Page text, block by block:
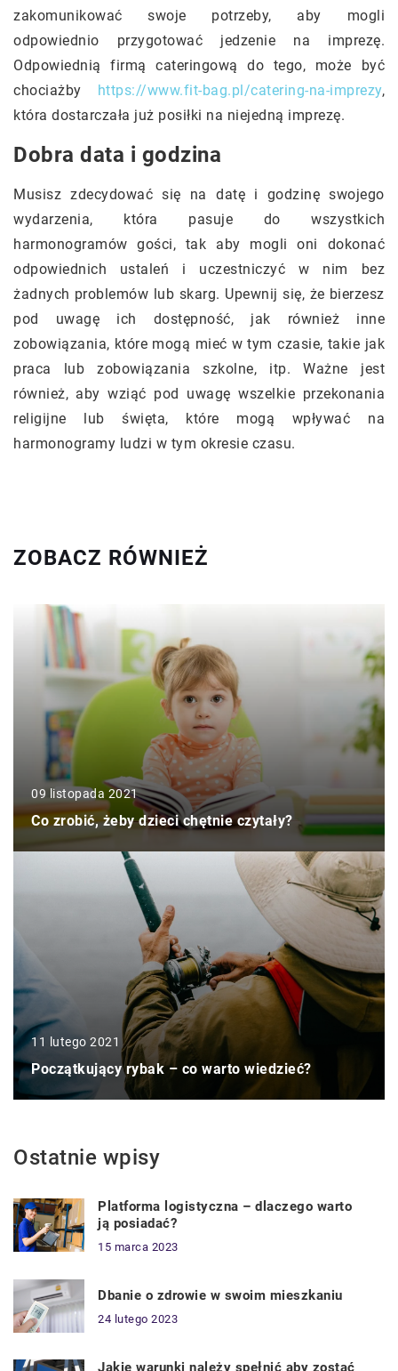
zakomunikować swoje potrzeby, aby mogli
odpowiednio przygotować jedzenie na imprezę.
Odpowiednią firmą cateringową do tego, może być
chociażby https://www.fit-bag.pl/catering-na-imprezy,
która dostarczała już posiłki na niejedną imprezę.
Dobra data i godzina
Musisz zdecydować się na datę i godzinę swojego
wydarzenia, która pasuje do wszystkich
harmonogramów gości, tak aby mogli oni dokonać
odpowiednich ustaleń i uczestniczyć w nim bez
żadnych problemów lub skarg. Upewnij się, że bierzesz
pod uwagę ich dostępność, jak również inne
zobowiązania, które mogą mieć w tym czasie, takie jak
praca lub zobowiązania szkolne, itp. Ważne jest
również, aby wziąć pod uwagę wszelkie przekonania
religijne lub święta, które mogą wpływać na
harmonogramy ludzi w tym okresie czasu.
ZOBACZ RÓWNIEŻ
09 listopada 2021
Co zrobić, żeby dzieci chętnie czytały?
11 lutego 2021
Początkujący rybak – co warto wiedzieć?
Ostatnie wpisy
Platforma logistyczna – dlaczego warto
ją posiadać?
15 marca 2023
Dbanie o zdrowie w swoim mieszkaniu
24 lutego 2023
Jakie warunki należy spełnić aby zostać